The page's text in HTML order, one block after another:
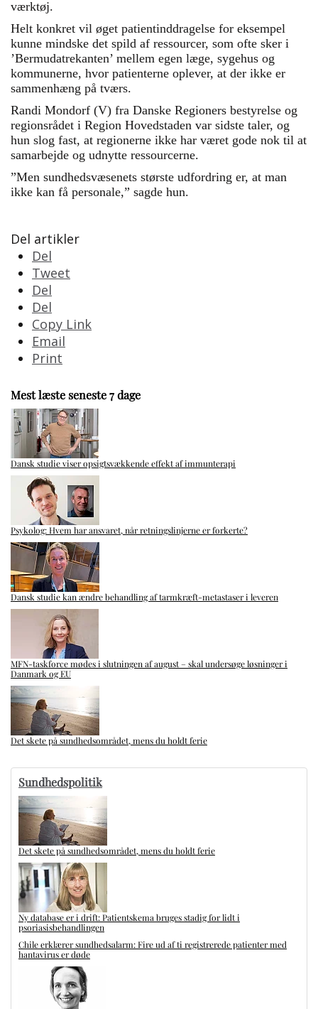
værktøj.
Helt konkret vil øget patientinddragelse for eksempel
kunne mindske det spild af ressourcer, som ofte sker i
’Bermudatrekanten’ mellem egen læge, sygehus og
kommunerne, hvor patienterne oplever, at der ikke er
sammenhæng på tværs.
Randi Mondorf (V) fra Danske Regioners bestyrelse og
regionsrådet i Region Hovedstaden var sidste taler, og
hun slog fast, at regionerne ikke har været gode nok til at
samarbejde og udnytte ressourcerne.
”Men sundhedsvæsenets største udfordring er, at man
ikke kan få personale,” sagde hun.
Del artikler
Del
Tweet
Del
Del
Copy Link
Email
Print
Mest læste seneste 7 dage
Dansk studie viser opsigtsvækkende effekt af immunterapi
Psykolog: Hvem har ansvaret, når retningslinjerne er forkerte?
Dansk studie kan ændre behandling af tarmkræft-metastaser i leveren
MFN-taskforce mødes i slutningen af august – skal undersøge løsninger i
Danmark og EU
Det skete på sundhedsområdet, mens du holdt ferie
Sundhedspolitik
Det skete på sundhedsområdet, mens du holdt ferie
Ny database er i drift: Patientskema bruges stadig for lidt i
psoriasisbehandlingen
Chile erklærer sundhedsalarm: Fire ud af ti registrerede patienter med
hantavirus er døde